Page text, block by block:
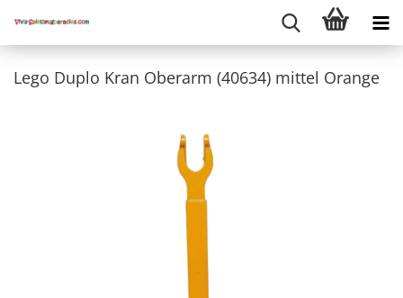
Lego Duplo Kran Oberarm (40634) mittel Orange